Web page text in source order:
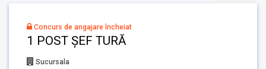
Concurs de angajare încheiat
1 POST ȘEF TURĂ
Sucursala